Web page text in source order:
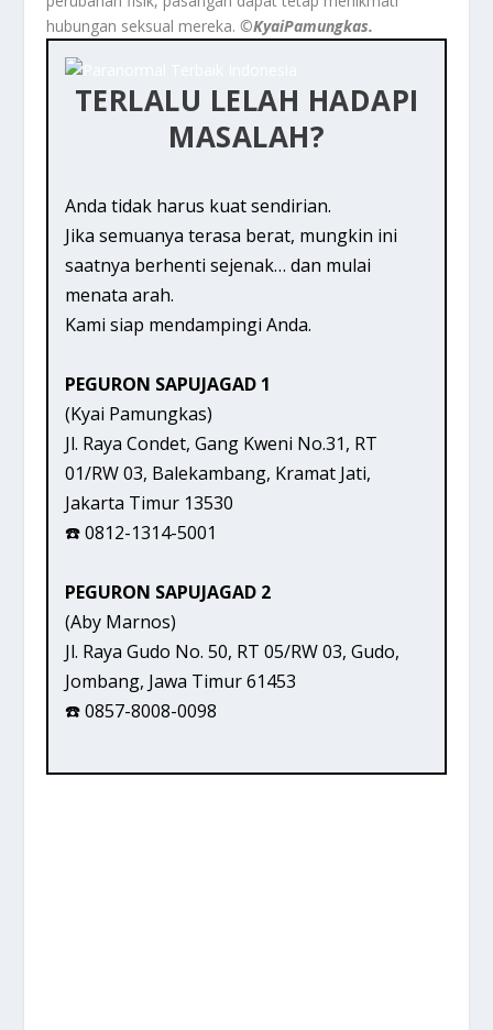
hubungan seksual mereka.©️KyaiPamungkas.
TERLALU LELAH HADAPI
MASALAH?
Anda tidak harus kuat sendirian.
Jika semuanya terasa berat, mungkin ini
saatnya berhenti sejenak… dan mulai
menata arah.
Kami siap mendampingi Anda.
PEGURON SAPUJAGAD 1
(Kyai Pamungkas)
Jl. Raya Condet, Gang Kweni No.31, RT
01/RW 03, Balekambang, Kramat Jati,
Jakarta Timur 13530
☎️ 0812-1314-5001
PEGURON SAPUJAGAD 2
(Aby Marnos)
Jl. Raya Gudo No. 50, RT 05/RW 03, Gudo,
Jombang, Jawa Timur 61453
☎️ 0857-8008-0098